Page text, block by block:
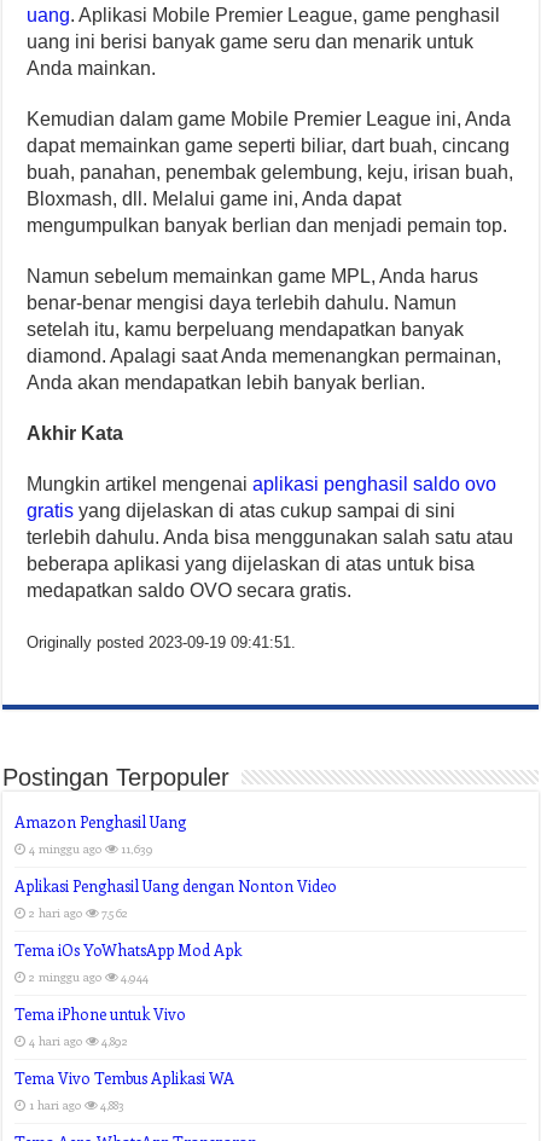
uang. Aplikasi Mobile Premier League, game penghasil
uang ini berisi banyak game seru dan menarik untuk
Anda mainkan.
Kemudian dalam game Mobile Premier League ini, Anda
dapat memainkan game seperti biliar, dart buah, cincang
buah, panahan, penembak gelembung, keju, irisan buah,
Bloxmash, dll. Melalui game ini, Anda dapat
mengumpulkan banyak berlian dan menjadi pemain top.
Namun sebelum memainkan game MPL, Anda harus
benar-benar mengisi daya terlebih dahulu. Namun
setelah itu, kamu berpeluang mendapatkan banyak
diamond. Apalagi saat Anda memenangkan permainan,
Anda akan mendapatkan lebih banyak berlian.
Akhir Kata
Mungkin artikel mengenaiaplikasi penghasil saldo ovo
gratis yang dijelaskan di atas cukup sampai di sini
terlebih dahulu. Anda bisa menggunakan salah satu atau
beberapa aplikasi yang dijelaskan di atas untuk bisa
medapatkan saldo OVO secara gratis.
Originally posted 2023-09-19 09:41:51.
Postingan Terpopuler
Amazon Penghasil Uang
4 minggu ago 11,639
Aplikasi Penghasil Uang dengan Nonton Video
2 hari ago 7,562
Tema iOs YoWhatsApp Mod Apk
2 minggu ago 4,944
Tema iPhone untuk Vivo
4 hari ago 4,892
Tema Vivo Tembus Aplikasi WA
1 hari ago 4,883